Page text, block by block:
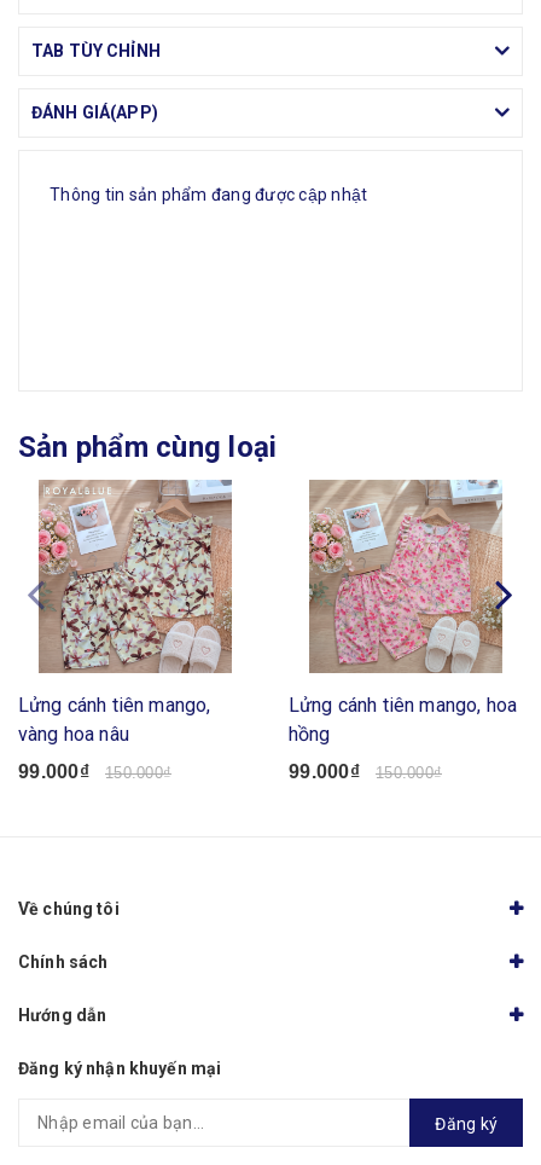
TAB TÙY CHỈNH
ĐÁNH GIÁ(APP)
Thông tin sản phẩm đang được cập nhật
Sản phẩm cùng loại
Lửng cánh tiên mango,
vàng hoa nâu
99.000₫ 150.000₫
Lửng cánh tiên mango, hoa
hồng
99.000₫ 150.000₫
Về chúng tôi
Chính sách
Hướng dẫn
Đăng ký nhận khuyến mại
Đăng ký